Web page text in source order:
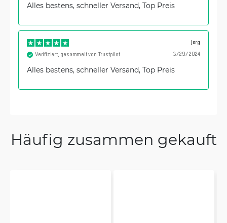
Alles bestens, schneller Versand, Top Preis
Jorg
3/29/2024
Verifiziert, gesammelt von Trustpilot
Alles bestens, schneller Versand, Top Preis
Häufig zusammen gekauft